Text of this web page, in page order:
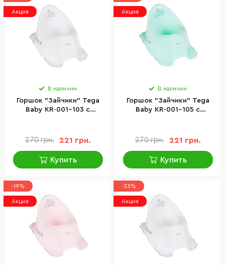
Акция
В наличии
Горшок "Зайчики" Tega
Baby KR-001-103 с
270 грн. 221 грн.
Купить
Акция
В наличии
Горшок "Зайчики" Tega
Baby KR-001-105 с
270 грн. 221 грн.
Купить
-19%
Акция
-33%
Акция